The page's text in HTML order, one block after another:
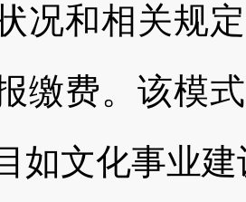
况和相关规
缴费。该模
如文化事业